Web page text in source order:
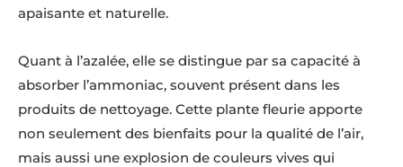
apaisante et naturelle.
Quant à l’azalée, elle se distingue par sa capacité à
absorber l’ammoniac, souvent présent dans les
produits de nettoyage. Cette plante fleurie apporte
non seulement des bienfaits pour la qualité de l’air,
mais aussi une explosion de couleurs vives qui